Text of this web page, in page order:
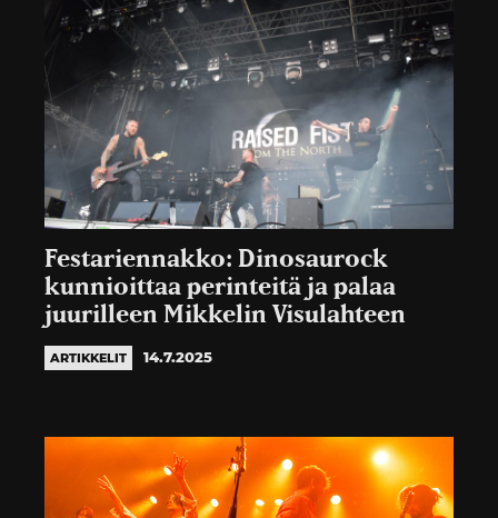
Festariennakko: Dinosaurock
kunnioittaa perinteitä ja palaa
juurilleen Mikkelin Visulahteen
ARTIKKELIT 14.7.2025